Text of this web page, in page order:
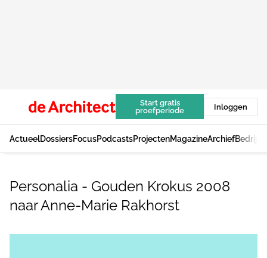
Start gratis
proefperiode
Inloggen
ActueelDossiersFocusPodcastsProjectenMagazineArchief
Personalia - Gouden Krokus 2008
naar Anne-Marie Rakhorst